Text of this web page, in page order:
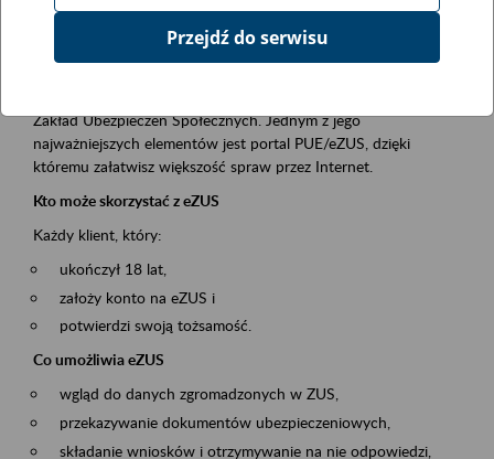
Opis wydarzenia
Platforma Usług Elektronicznych ZUS eZUS
Zakład Ubezpieczeń Społecznych. Jednym z jego
najważniejszych elementów jest portal PUE/eZUS, dzięki
któremu załatwisz większość spraw przez Internet.
Kto może skorzystać z eZUS
Każdy klient, który:
ukończył 18 lat,
założy konto na eZUS i
potwierdzi swoją tożsamość.
Co umożliwia eZUS
wgląd do danych zgromadzonych w ZUS,
przekazywanie dokumentów ubezpieczeniowych,
składanie wniosków i otrzymywanie na nie odpowiedzi,
Przejdź do serwisu